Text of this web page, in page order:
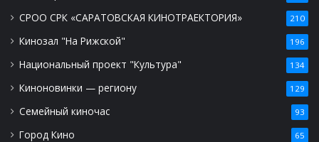
СРОО СРК «САРАТОВСКАЯ КИНОТРАЕКТОРИЯ» 210
Кинозал "На Рижской" 196
Национальный проект "Культура" 134
Киноновинки — региону 129
Семейный киночас 93
Город Кино 65